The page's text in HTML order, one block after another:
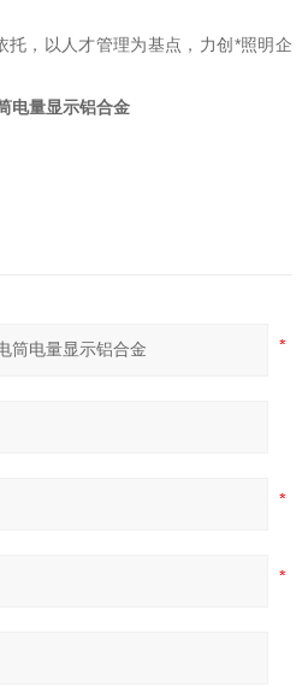
托，以人才管理为基点，力创*照明企
电量显示铝合金